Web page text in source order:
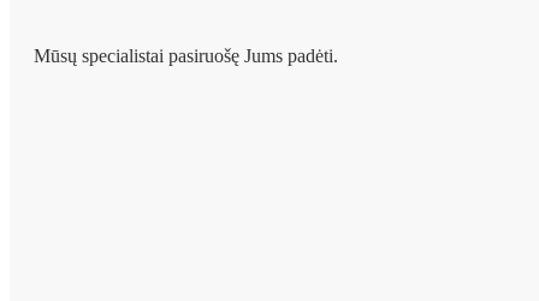
Mūsų specialistai pasiruošę Jums padėti.